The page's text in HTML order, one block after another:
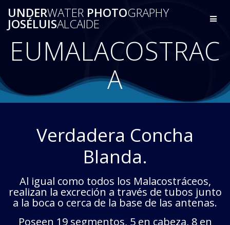
al
UNDERWATER PHOTOGRAPHY
JOSÉLUISALCAIDE
EUMALACOSTRAC
A
Verdadera Concha
Blanda.
Al igual como todos los Malacostráceos,
realizan la excreción a través de tubos junto
a la boca o cerca de la base de las antenas.
Poseen 19 segmentos, 5 en cabeza, 8 en